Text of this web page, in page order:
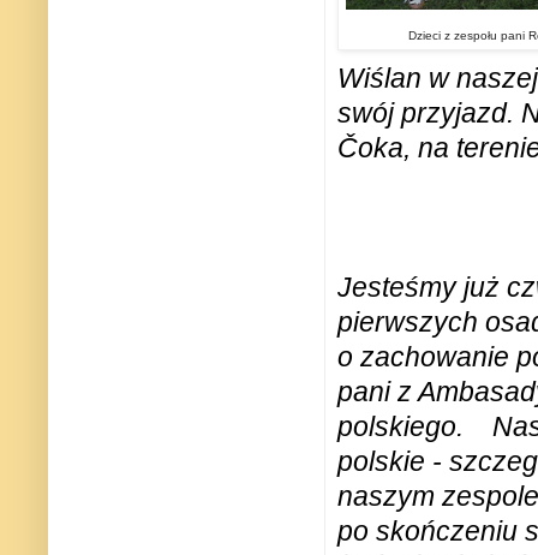
Dzieci z zespołu pani
Wiślan w
swój przyjazd.
Čoka, na
Jesteśmy już
pierwszych
o zachowanie
pani z
polskiego.
polskie -
naszym
po skończeniu